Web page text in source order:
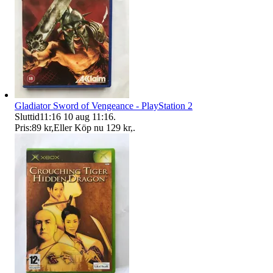
Gladiator Sword of Vengeance - PlayStation 2
Sluttid11:16 10 aug 11:16.
Pris:89 kr,Eller Köp nu 129 kr,.